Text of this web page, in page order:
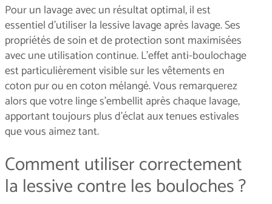
Pour un lavage avec un résultat optimal, il est
essentiel d’utiliser la lessive lavage après lavage. Ses
propriétés de soin et de protection sont maximisées
avec une utilisation continue. L’effet anti-boulochage
est particulièrement visible sur les vêtements en
coton pur ou en coton mélangé. Vous remarquerez
alors que votre linge s’embellit après chaque lavage,
apportant toujours plus d’éclat aux tenues estivales
que vous aimez tant.
Comment utiliser correctement
la lessive contre les bouloches ?